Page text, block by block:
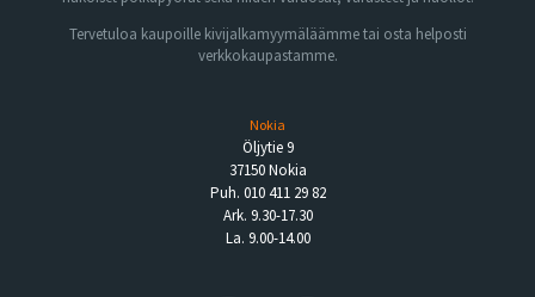
Tervetuloa kaupoille kivijalkamyymäläämme tai osta helposti
verkkokaupastamme.
Nokia
Öljytie 9
37150 Nokia
Puh. 010 411 29 82
Ark. 9.30-17.30
La. 9.00-14.00